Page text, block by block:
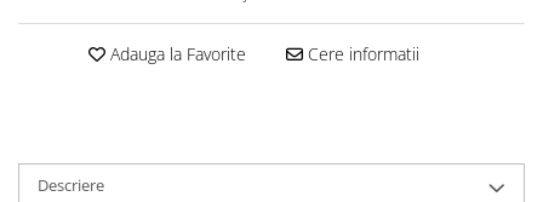
Adauga la Favorite Cere informatii
Descriere